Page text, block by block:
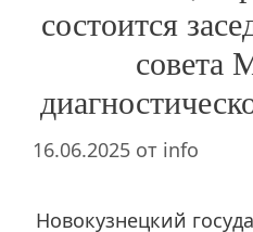
состоится
совета
16.06.2025 от info
Новокузнецкий